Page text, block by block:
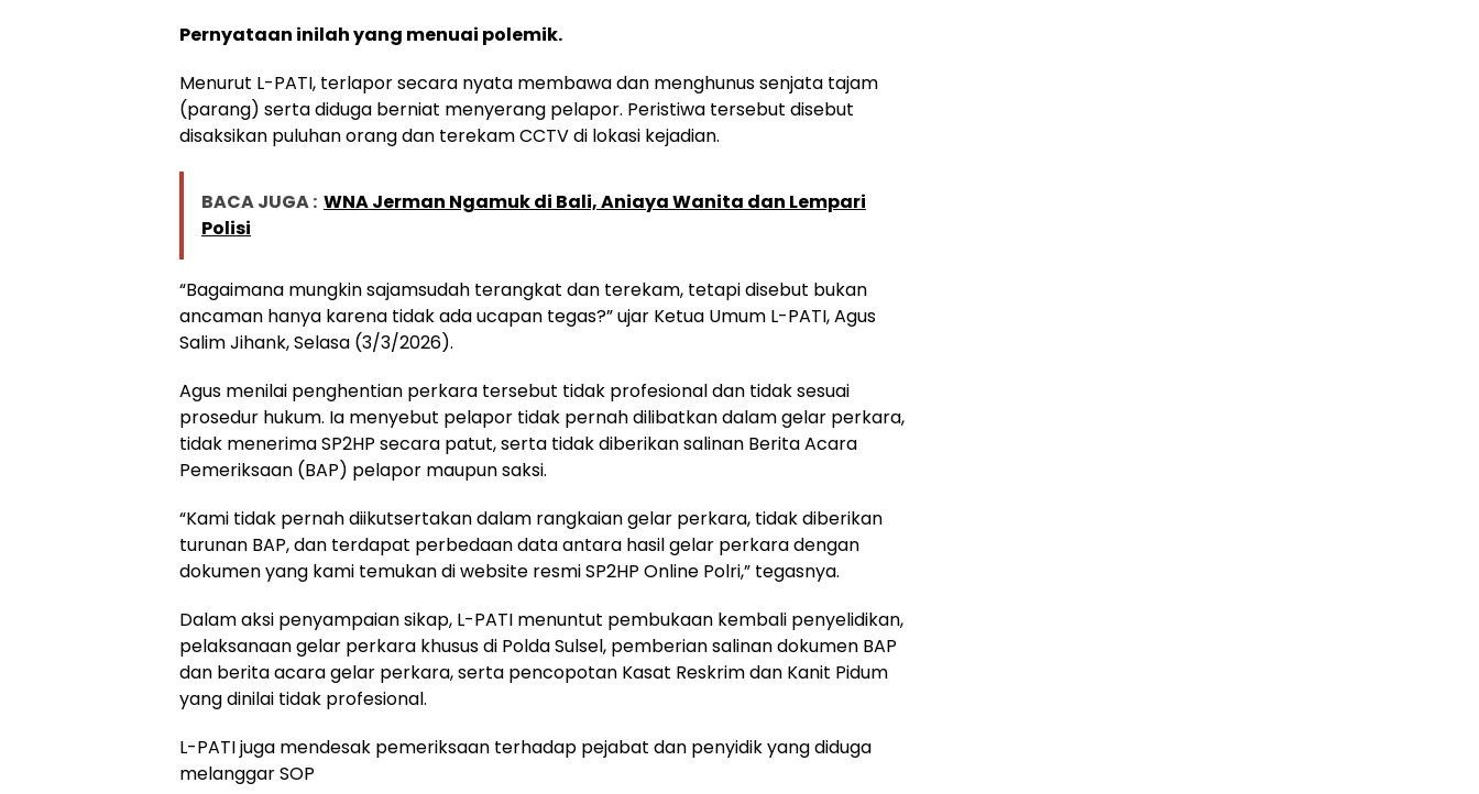
Pernyataan inilah yang menuai polemik.
Menurut L-PATI, terlapor secara nyata membawa dan menghunus senjata tajam
(parang) serta diduga berniat menyerang pelapor. Peristiwa tersebut disebut
disaksikan puluhan orang dan terekam CCTV di lokasi kejadian.
BACA JUGA : WNA Jerman Ngamuk di Bali, Aniaya Wanita dan Lempari
Polisi
“Bagaimana mungkin sajamsudah terangkat dan terekam, tetapi disebut bukan
ancaman hanya karena tidak ada ucapan tegas?” ujar Ketua Umum L-PATI, Agus
Salim Jihank, Selasa (3/3/2026).
Agus menilai penghentian perkara tersebut tidak profesional dan tidak sesuai
prosedur hukum. Ia menyebut pelapor tidak pernah dilibatkan dalam gelar perkara,
tidak menerima SP2HP secara patut, serta tidak diberikan salinan Berita Acara
Pemeriksaan (BAP) pelapor maupun saksi.
“Kami tidak pernah diikutsertakan dalam rangkaian gelar perkara, tidak diberikan
turunan BAP, dan terdapat perbedaan data antara hasil gelar perkara dengan
dokumen yang kami temukan di website resmi SP2HP Online Polri,” tegasnya.
Dalam aksi penyampaian sikap, L-PATI menuntut pembukaan kembali penyelidikan,
pelaksanaan gelar perkara khusus di Polda Sulsel, pemberian salinan dokumen BAP
dan berita acara gelar perkara, serta pencopotan Kasat Reskrim dan Kanit Pidum
yang dinilai tidak profesional.
L-PATI juga mendesak pemeriksaan terhadap pejabat dan penyidik yang diduga
melanggar SOP